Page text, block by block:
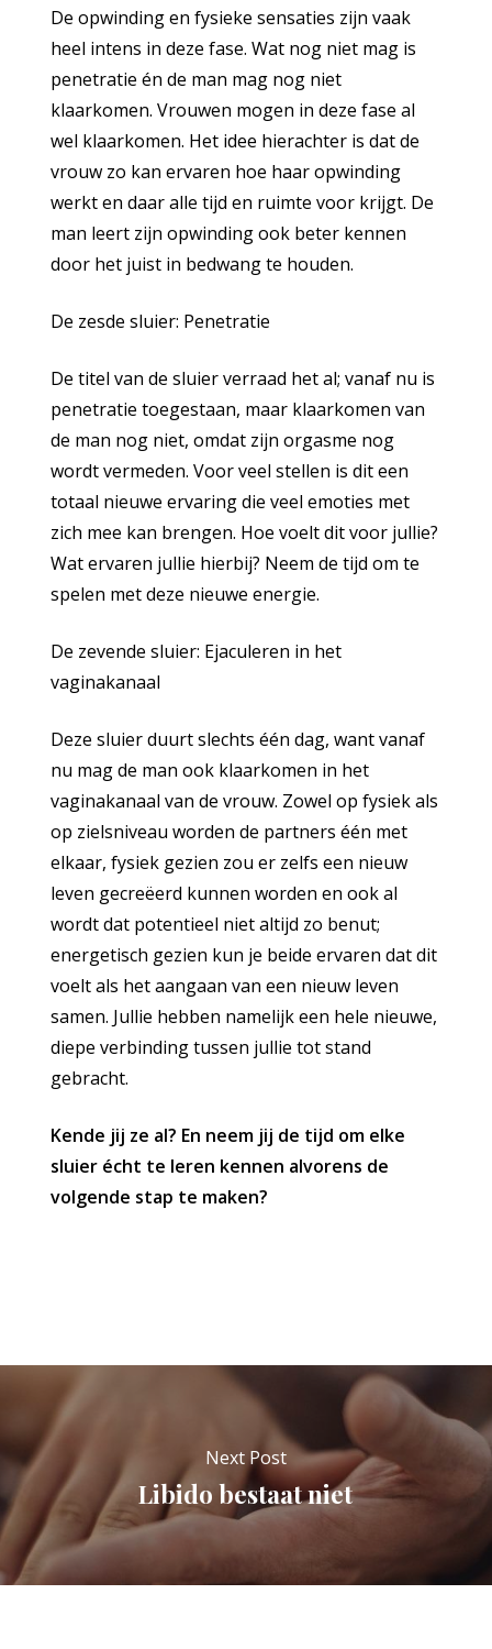
De opwinding en fysieke sensaties zijn vaak
heel intens in deze fase. Wat nog niet mag is
penetratie én de man mag nog niet
klaarkomen. Vrouwen mogen in deze fase al
wel klaarkomen. Het idee hierachter is dat de
vrouw zo kan ervaren hoe haar opwinding
werkt en daar alle tijd en ruimte voor krijgt. De
man leert zijn opwinding ook beter kennen
door het juist in bedwang te houden.
De zesde sluier: Penetratie
De titel van de sluier verraad het al; vanaf nu is
penetratie toegestaan, maar klaarkomen van
de man nog niet, omdat zijn orgasme nog
wordt vermeden. Voor veel stellen is dit een
totaal nieuwe ervaring die veel emoties met
zich mee kan brengen. Hoe voelt dit voor jullie?
Wat ervaren jullie hierbij? Neem de tijd om te
spelen met deze nieuwe energie.
De zevende sluier: Ejaculeren in het
vaginakanaal
Deze sluier duurt slechts één dag, want vanaf
nu mag de man ook klaarkomen in het
vaginakanaal van de vrouw. Zowel op fysiek als
op zielsniveau worden de partners één met
elkaar, fysiek gezien zou er zelfs een nieuw
leven gecreëerd kunnen worden en ook al
wordt dat potentieel niet altijd zo benut;
energetisch gezien kun je beide ervaren dat dit
voelt als het aangaan van een nieuw leven
samen. Jullie hebben namelijk een hele nieuwe,
diepe verbinding tussen jullie tot stand
gebracht.
Kende jij ze al? En neem jij de tijd om elke
sluier écht te leren kennen alvorens de
volgende stap te maken?
Next Post
Libido bestaat niet